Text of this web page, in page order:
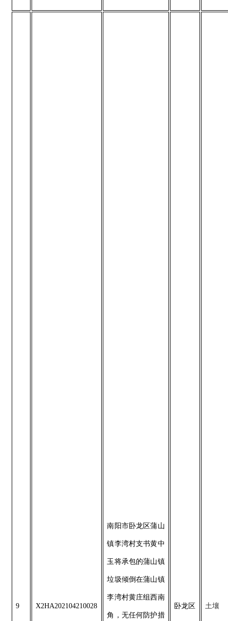
9 X2HA202104210028
南阳市卧龙区蒲山
镇李湾村支书黄中
玉将承包的蒲山镇
垃圾倾倒在蒲山镇
李湾村黄庄组西南
角，无任何防护措
卧龙区 土壤